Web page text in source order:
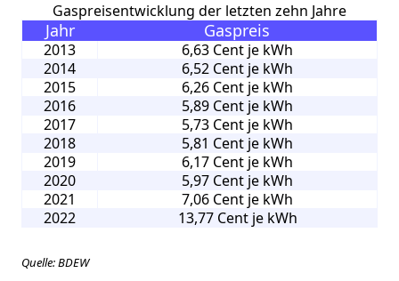
Gaspreisentwicklung der letzten zehn Jahre
Jahr Gaspreis
2013
6,63 Cent je kWh
2014
6,52 Cent je kWh
2015
6,26 Cent je kWh
2016
5,89 Cent je kWh
2017
5,73 Cent je kWh
2018
5,81 Cent je kWh
2019
6,17 Cent je kWh
2020
5,97 Cent je kWh
2021
7,06 Cent je kWh
2022
13,77 Cent je kWh
Quelle: BDEW